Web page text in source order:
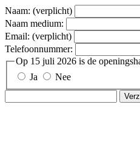
Naam: (verplicht)
Naam medium:
Email: (verplicht)
Telefoonnummer:
Op 15 juli 2026 is de
Ja
Nee